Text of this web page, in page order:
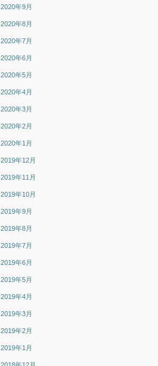
2020年9月
2020年8月
2020年7月
2020年6月
2020年5月
2020年4月
2020年3月
2020年2月
2020年1月
2019年12月
2019年11月
2019年10月
2019年9月
2019年8月
2019年7月
2019年6月
2019年5月
2019年4月
2019年3月
2019年2月
2019年1月